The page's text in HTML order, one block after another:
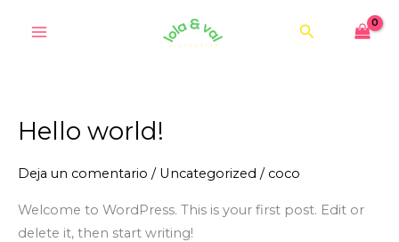
Buscar
Hello world!
Deja un comentario / Uncategorized / coco
Welcome to WordPress. This is your first post. Edit or
delete it, then start writing!
Hello